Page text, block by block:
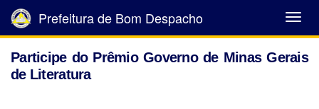
Abrir
Menu
Prefeitura de Bom Despacho
Participe do Prêmio Governo de Minas Gerais
de Literatura